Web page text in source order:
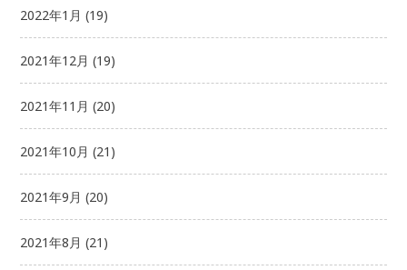
2022年1月 (19)
2021年12月 (19)
2021年11月 (20)
2021年10月 (21)
2021年9月 (20)
2021年8月 (21)